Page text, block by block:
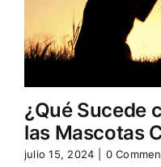
¿Qué Sucede
las Mascotas
julio 15, 2024 0